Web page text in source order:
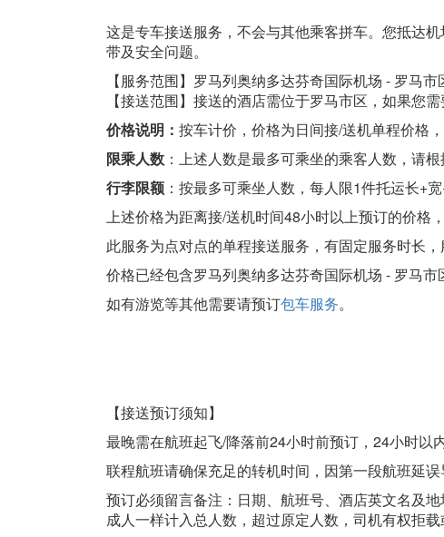
这是专车接送服务，不会与其他乘客拼车。您抵达
带及安全问题。
【服务范围】罗马列奥纳多达芬奇国际机场 - 罗马
【接送范围】接送的酒店需位于罗马市区，如果您
价格说明： 按车计价，价格为日间接/送机单程价格
限乘人数 ：上述人数是最多可乘坐的乘客人数，请
行李限额 ：按最多可乘坐人数，每人限1件托运长+
上述价格为距离接/送机时间48小时以上预订的价格
此服务为点对点的单程接送服务，有固定服务时长
价格已经包含罗马列奥纳多达芬奇国际机场 - 罗马市
如有游览等其他需要请预订包车服务。
【接送预订须知】
最晚需在航班起飞/降落前24小时前预订，24小时以
联程航班请确保充足的转机时间，因第一段航班延误
预订必须留言备注：日期、航班号、酒店英文名及
成人一样计入总人数，超过原定人数，司机有权拒载